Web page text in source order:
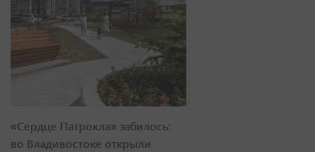
«Сердце Патрокла» забилось:
во Владивостоке открыли